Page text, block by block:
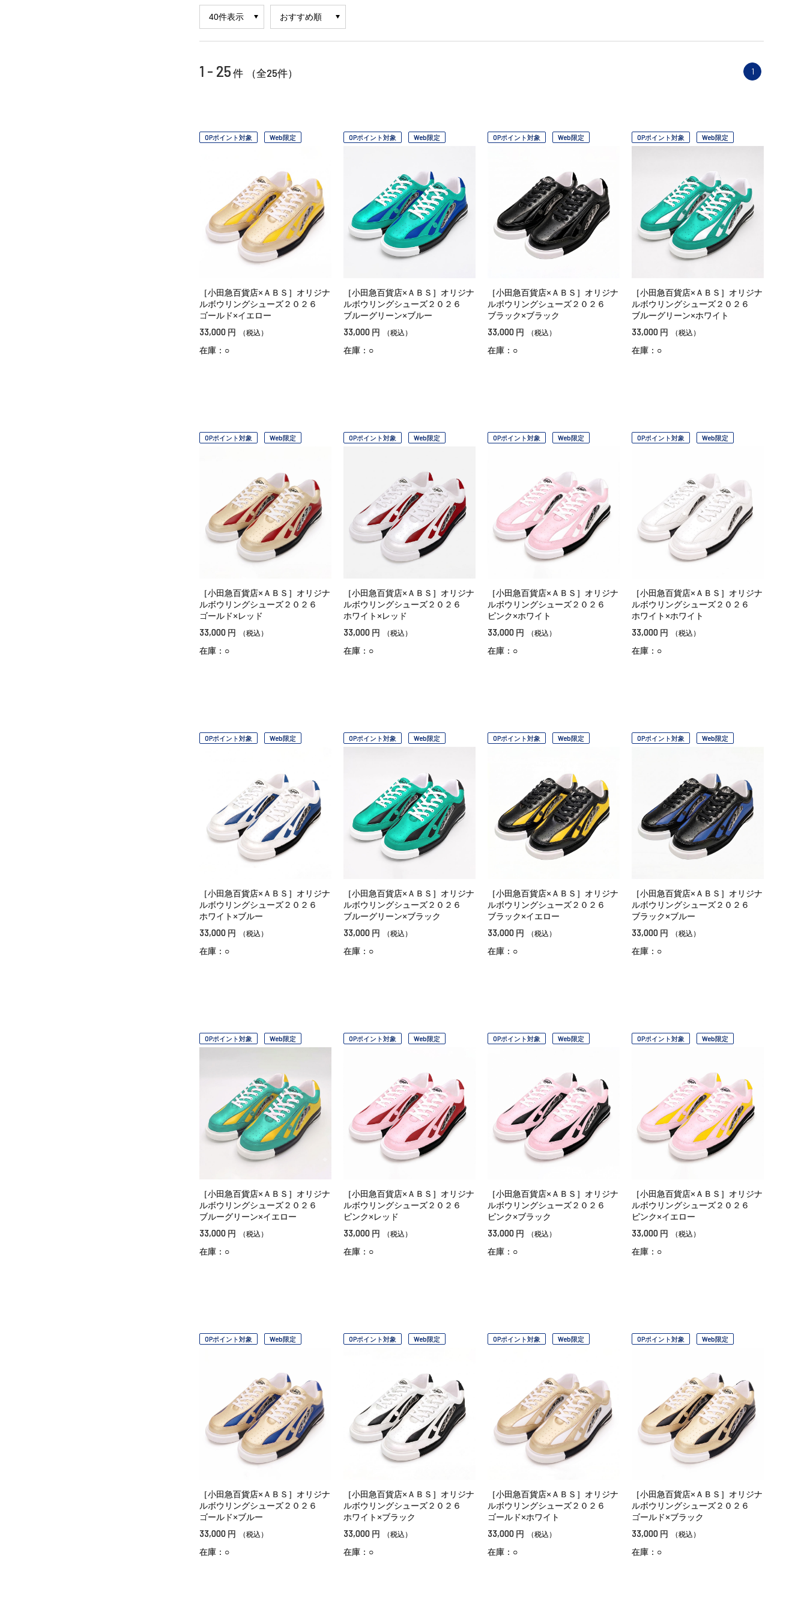
1 - 25 件 （全25件） 1
OPポイント対象 Web限定
［小田急百貨店×ＡＢＳ］オリジナ
ルボウリングシューズ２０２６
ゴールド×イエロー
33,000 円 （税込）
在庫：○
OPポイント対象 Web限定
［小田急百貨店×ＡＢＳ］オリジナ
ルボウリングシューズ２０２６
ブルーグリーン×ブルー
33,000 円 （税込）
在庫：○
OPポイント対象 Web限定
［小田急百貨店×ＡＢＳ］オリジナ
ルボウリングシューズ２０２６
ブラック×ブラック
33,000 円 （税込）
在庫：○
OPポイント対象 Web限定
［小田急百貨店×ＡＢＳ］オリジナ
ルボウリングシューズ２０２６
ブルーグリーン×ホワイト
33,000 円 （税込）
在庫：○
OPポイント対象 Web限定
［小田急百貨店×ＡＢＳ］オリジナ
ルボウリングシューズ２０２６
ゴールド×レッド
33,000 円 （税込）
在庫：○
OPポイント対象 Web限定
［小田急百貨店×ＡＢＳ］オリジナ
ルボウリングシューズ２０２６
ホワイト×レッド
33,000 円 （税込）
在庫：○
OPポイント対象 Web限定
［小田急百貨店×ＡＢＳ］オリジナ
ルボウリングシューズ２０２６
ピンク×ホワイト
33,000 円 （税込）
在庫：○
OPポイント対象 Web限定
［小田急百貨店×ＡＢＳ］オリジナ
ルボウリングシューズ２０２６
ホワイト×ホワイト
33,000 円 （税込）
在庫：○
OPポイント対象 Web限定
［小田急百貨店×ＡＢＳ］オリジナ
ルボウリングシューズ２０２６
ホワイト×ブルー
33,000 円 （税込）
在庫：○
OPポイント対象 Web限定
［小田急百貨店×ＡＢＳ］オリジナ
ルボウリングシューズ２０２６
ブルーグリーン×ブラック
33,000 円 （税込）
在庫：○
OPポイント対象 Web限定
［小田急百貨店×ＡＢＳ］オリジナ
ルボウリングシューズ２０２６
ブラック×イエロー
33,000 円 （税込）
在庫：○
OPポイント対象 Web限定
［小田急百貨店×ＡＢＳ］オリジナ
ルボウリングシューズ２０２６
ブラック×ブルー
33,000 円 （税込）
在庫：○
OPポイント対象 Web限定
［小田急百貨店×ＡＢＳ］オリジナ
ルボウリングシューズ２０２６
ブルーグリーン×イエロー
33,000 円 （税込）
在庫：○
OPポイント対象 Web限定
［小田急百貨店×ＡＢＳ］オリジナ
ルボウリングシューズ２０２６
ピンク×レッド
33,000 円 （税込）
在庫：○
OPポイント対象 Web限定
［小田急百貨店×ＡＢＳ］オリジナ
ルボウリングシューズ２０２６
ピンク×ブラック
33,000 円 （税込）
在庫：○
OPポイント対象 Web限定
［小田急百貨店×ＡＢＳ］オリジナ
ルボウリングシューズ２０２６
ピンク×イエロー
33,000 円 （税込）
在庫：○
OPポイント対象 Web限定
［小田急百貨店×ＡＢＳ］オリジナ
ルボウリングシューズ２０２６
ゴールド×ブルー
33,000 円 （税込）
在庫：○
OPポイント対象 Web限定
［小田急百貨店×ＡＢＳ］オリジナ
ルボウリングシューズ２０２６
ホワイト×ブラック
33,000 円 （税込）
在庫：○
OPポイント対象 Web限定
［小田急百貨店×ＡＢＳ］オリジナ
ルボウリングシューズ２０２６
ゴールド×ホワイト
33,000 円 （税込）
在庫：○
OPポイント対象 Web限定
［小田急百貨店×ＡＢＳ］オリジナ
ルボウリングシューズ２０２６
ゴールド×ブラック
33,000 円 （税込）
在庫：○